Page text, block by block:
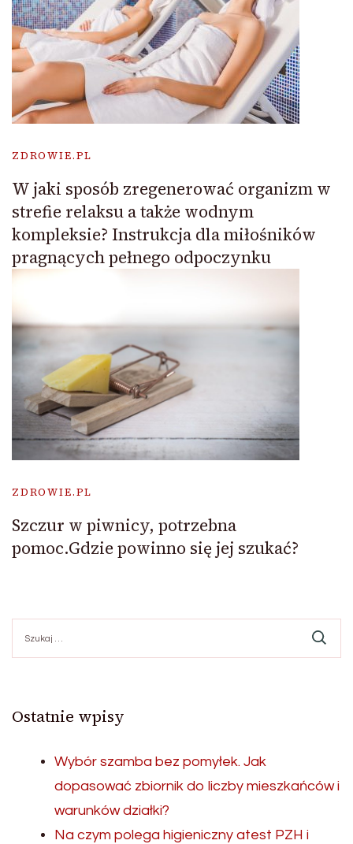
ZDROWIE.PL
W jaki sposób zregenerować organizm w
strefie relaksu a także wodnym
kompleksie? Instrukcja dla miłośników
pragnących pełnego odpoczynku
ZDROWIE.PL
Szczur w piwnicy, potrzebna
pomoc.Gdzie powinno się jej szukać?
Ostatnie wpisy
Wybór szamba bez pomyłek. Jak
dopasować zbiornik do liczby mieszkańców i
warunków działki?
Na czym polega higieniczny atest PZH i